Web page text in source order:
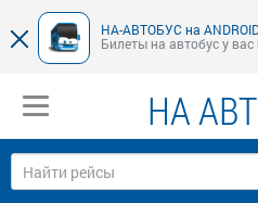
НА-АВТОБУС на
Билеты на автобус у
НА